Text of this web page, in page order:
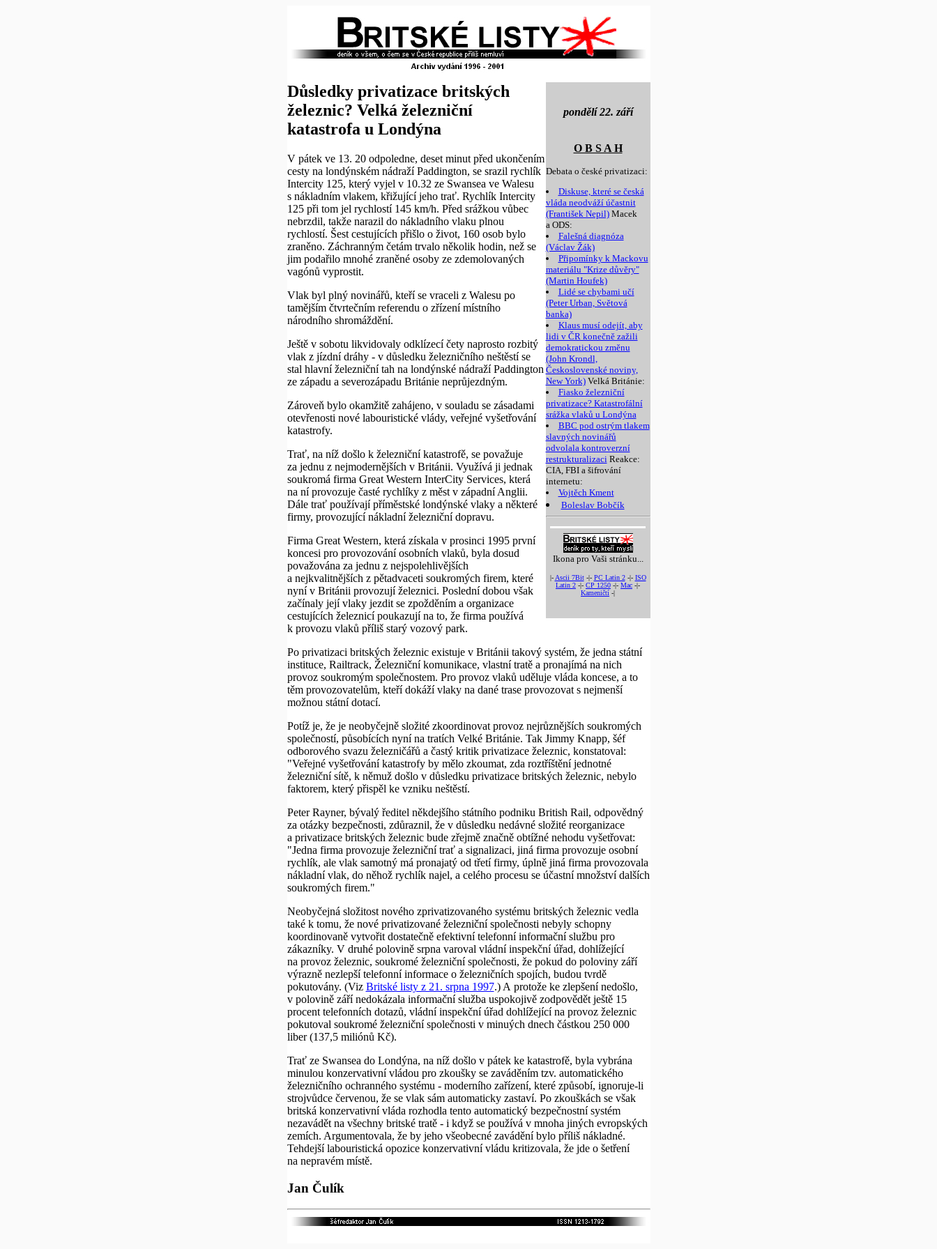
pondělí 22. září
O B S A H
Debata o české privatizaci:
Diskuse, které se česká
vláda neodváží účastnit
(František Nepil)Macek
a ODS:
Falešná diagnóza
(Václav Žák)
Připomínky k Mackovu
materiálu "Krize důvěry"
(Martin Houfek)
Lidé se chybami učí
(Peter Urban, Světová
banka)
Klaus musí odejít, aby
lidi v ČR konečně zažili
demokratickou změnu
(John Krondl,
Československé noviny,
New York)Velká Británie:
Fiasko železniční
privatizace? Katastrofální
srážka vlaků u Londýna
BBC pod ostrým tlakem
slavných novinářů
odvolala kontroverzní
restrukturalizaciReakce:
CIA, FBI a šifrování
internetu:
Vojtěch Kment
Boleslav Bobčík
Ikona pro Vaši stránku...
|- Ascii 7Bit-|- PC Latin 2-|- ISO
Latin 2 -|- CP 1250 -|- Mac -|-
Kameničtí -|
Důsledky privatizace britských
železnic? Velká železniční
katastrofa u Londýna
V pátek ve 13. 20 odpoledne, deset minut před ukončením
cesty na londýnském nádraží Paddington, se srazil rychlík
Intercity 125, který vyjel v 10.32 ze Swansea ve Walesu
s nákladním vlakem, křižující jeho trať. Rychlík Intercity
125 při tom jel rychlostí 145 km/h. Před srážkou vůbec
nebrzdil, takže narazil do nákladního vlaku plnou
rychlostí. Šest cestujících přišlo o život, 160 osob bylo
zraněno. Záchranným četám trvalo několik hodin, než se
jim podařilo mnohé zraněné osoby ze zdemolovaných
vagónů vyprostit.
Vlak byl plný novinářů, kteří se vraceli z Walesu po
tamějším čtvrtečním referendu o zřízení místního
národního shromáždění.
Ještě v sobotu likvidovaly odklízecí čety naprosto rozbitý
vlak z jízdní dráhy - v důsledku železničního neštěstí se
stal hlavní železniční tah na londýnské nádraží Paddington
ze západu a severozápadu Británie neprůjezdným.
Zároveň bylo okamžitě zahájeno, v souladu se zásadami
otevřenosti nové labouristické vlády, veřejné vyšetřování
katastrofy.
Trať, na níž došlo k železniční katastrofě, se považuje
za jednu z nejmodernějších v Británii. Využívá ji jednak
soukromá firma Great Western InterCity Services, která
na ní provozuje časté rychlíky z měst v západní Anglii.
Dále trať používají příměstské londýnské vlaky a některé
firmy, provozující nákladní železniční dopravu.
Firma Great Western, která získala v prosinci 1995 první
koncesi pro provozování osobních vlaků, byla dosud
považována za jednu z nejspolehlivějších
a nejkvalitnějších z pětadvaceti soukromých firem, které
nyní v Británii provozují železnici. Poslední dobou však
začínaly její vlaky jezdit se zpožděním a organizace
cestujících železnicí poukazují na to, že firma používá
k provozu vlaků příliš starý vozový park.
Po privatizaci britských železnic existuje v Británii takový systém, že jedna státní
instituce, Railtrack, Železniční komunikace, vlastní tratě a pronajímá na nich
provoz soukromým společnostem. Pro provoz vlaků uděluje vláda koncese, a to
těm provozovatelům, kteří dokáží vlaky na dané trase provozovat s nejmenší
možnou státní dotací.
Potíž je, že je neobyčejně složité zkoordinovat provoz nejrůznějších soukromých
společností, působících nyní na tratích Velké Británie. Tak Jimmy Knapp, šéf
odborového svazu železničářů a častý kritik privatizace železnic, konstatoval:
"Veřejné vyšetřování katastrofy by mělo zkoumat, zda roztříštění jednotné
železniční sítě, k němuž došlo v důsledku privatizace britských železnic, nebylo
faktorem, který přispěl ke vzniku neštěstí.
Peter Rayner, bývalý ředitel někdejšího státního podniku British Rail, odpovědný
za otázky bezpečnosti, zdůraznil, že v důsledku nedávné složité reorganizace
a privatizace britských železnic bude zřejmě značně obtížné nehodu vyšetřovat:
"Jedna firma provozuje železniční trať a signalizaci, jiná firma provozuje osobní
rychlík, ale vlak samotný má pronajatý od třetí firmy, úplně jiná firma provozovala
nákladní vlak, do něhož rychlík najel, a celého procesu se účastní množství dalších
soukromých firem."
Neobyčejná složitost nového zprivatizovaného systému britských železnic vedla
také k tomu, že nové privatizované železniční společnosti nebyly schopny
koordinovaně vytvořit dostatečně efektivní telefonní informační službu pro
zákazníky. V druhé polovině srpna varoval vládní inspekční úřad, dohlížející
na provoz železnic, soukromé železniční společnosti, že pokud do poloviny září
výrazně nezlepší telefonní informace o železničních spojích, budou tvrdě
pokutovány. (Viz Britské listy z 21. srpna 1997.) A protože ke zlepšení nedošlo,
v polovině září nedokázala informační služba uspokojivě zodpovědět ještě 15
procent telefonních dotazů, vládní inspekční úřad dohlížející na provoz železnic
pokutoval soukromé železniční společnosti v minuých dnech částkou 250 000
liber (137,5 miliónů Kč).
Trať ze Swansea do Londýna, na níž došlo v pátek ke katastrofě, byla vybrána
minulou konzervativní vládou pro zkoušky se zaváděním tzv. automatického
železničního ochranného systému - moderního zařízení, které způsobí, ignoruje-li
strojvůdce červenou, že se vlak sám automaticky zastaví. Po zkouškách se však
britská konzervativní vláda rozhodla tento automatický bezpečnostní systém
nezavádět na všechny britské tratě - i když se používá v mnoha jiných evropských
zemích. Argumentovala, že by jeho všeobecné zavádění bylo příliš nákladné.
Tehdejší labouristická opozice konzervativní vládu kritizovala, že jde o šetření
na nepravém místě.
Jan Čulík